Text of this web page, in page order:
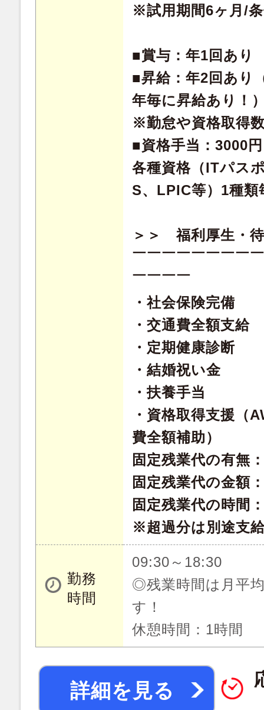
※試用期間6ヶ月/
■賞与：年1回あり
■昇給：年2回あり
年毎に昇給あり！
※勤怠や資格取得
■資格手当：3000
各種資格（ITパス
S、LPIC等）1種類
＞＞ 福利厚生・
￣￣￣￣￣￣￣￣
￣￣￣￣
・社会保険完備
・交通費全額支給
・定期健康診断
・結婚祝い金
・扶養手当
・資格取得支援（
費全額補助）
固定残業代の有無
固定残業代の金額
固定残業代の時間
※超過分は別途支
勤務
時間
09:30～18:30
◎残業時間は月平
す！
休憩時間：1時間
詳細を見る